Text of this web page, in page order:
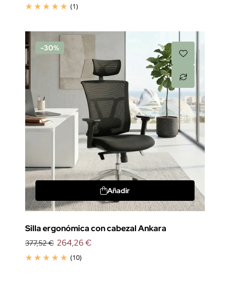
(1)
-30%
Añadir
Silla ergonómica con cabezal Ankara
377,52 €
(10)
264,26 €